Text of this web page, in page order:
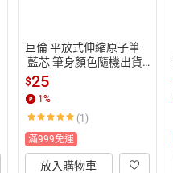
巨倫 平放式伸縮原子筆
藍芯 筆身顏色隨機出貨 /
支 CH-030【APP滿額下
單10%點數(單一帳號最
高1500點)】8/31止
$25
1%
(1)
滿999免運
放入購物車